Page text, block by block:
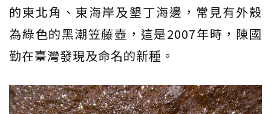
的東北角、東海岸及墾丁海邊，常見有外殼
為綠色的黑潮笠藤壺，這是2007年時，陳國
勤在臺灣發現及命名的新種。